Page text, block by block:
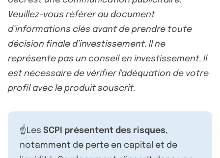
Veuillez-vous référer au document
d’informations clés avant de prendre toute
décision finale d’investissement. Il ne
représente pas un conseil en investissement. Il
est nécessaire de vérifier l'adéquation de votre
profil avec le produit souscrit.
☝️Les SCPI présentent des risques,
notamment de perte en capital et de